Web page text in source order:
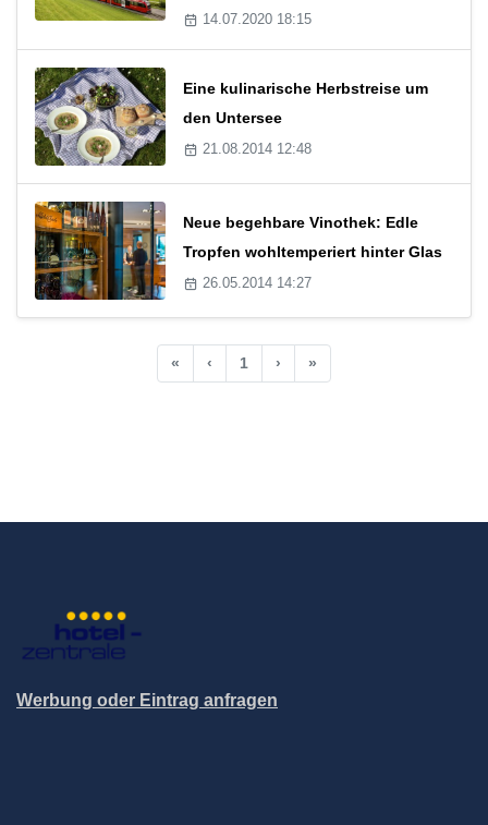
14.07.2020 18:15
Eine kulinarische Herbstreise um
den Untersee
21.08.2014 12:48
Neue begehbare Vinothek: Edle
Tropfen wohltemperiert hinter Glas
26.05.2014 14:27
« ‹ 1 › »
Werbung oder Eintrag anfragen